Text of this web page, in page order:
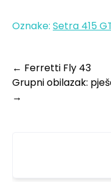
Oznake: Setra 415
← Ferretti Fly 43
Grupni obilazak:
→